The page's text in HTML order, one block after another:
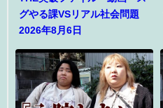
グやる課VSリアル社会問題
2026年8月6日